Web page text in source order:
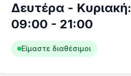
Δευτέρα - Κυριακή:
09:00 - 21:00
Είμαστε διαθέσιμοι